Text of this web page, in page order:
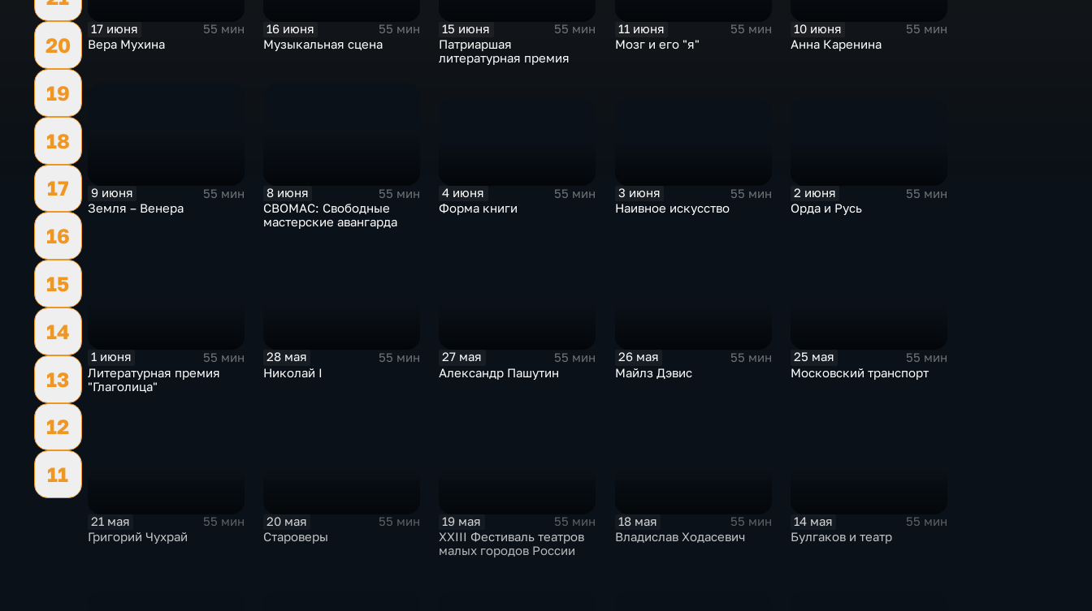
20
19
18
17
16
15
14
13
12
11
17 июня
55 мин
Вера Мухина
16 июня
55 мин
Музыкальная сцена
15 июня
55 мин
Патриаршая
литературная премия
11 июня
55 мин
Мозг и его "я"
10 июня
55 мин
Анна Каренина
9 июня
55 мин
Земля – Венера
8 июня
55 мин
СВОМАС: Свободные
мастерские авангарда
4 июня
55 мин
Форма книги
3 июня
55 мин
Наивное искусство
2 июня
55 мин
Орда и Русь
1 июня
55 мин
Литературная премия
"Глаголица"
28 мая
55 мин
Николай I
27 мая
55 мин
Александр Пашутин
26 мая
55 мин
Майлз Дэвис
25 мая
55 мин
Московский транспорт
21 мая
55 мин
Григорий Чухрай
20 мая
55 мин
Староверы
19 мая
55 мин
XXIII Фестиваль театров
малых городов России
18 мая
55 мин
Владислав Ходасевич
14 мая
55 мин
Булгаков и театр